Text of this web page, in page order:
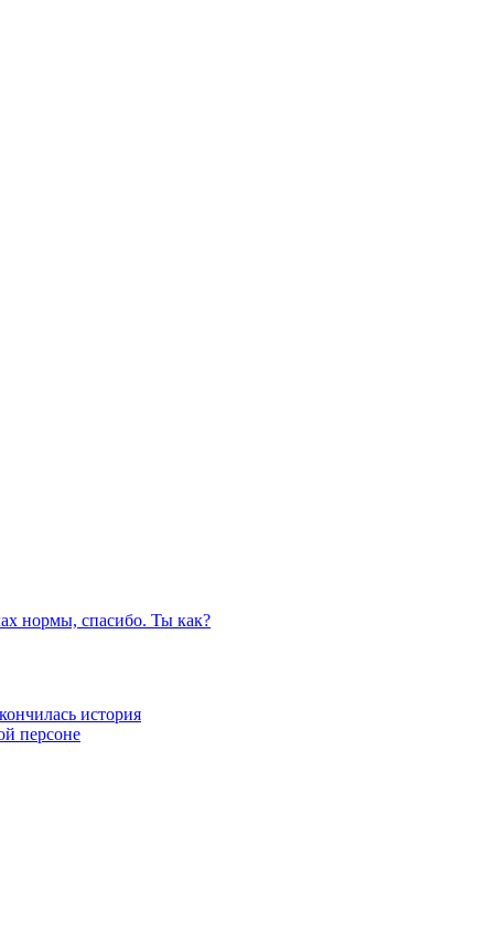
нормы, спасибо. Ты как?
история
персоне